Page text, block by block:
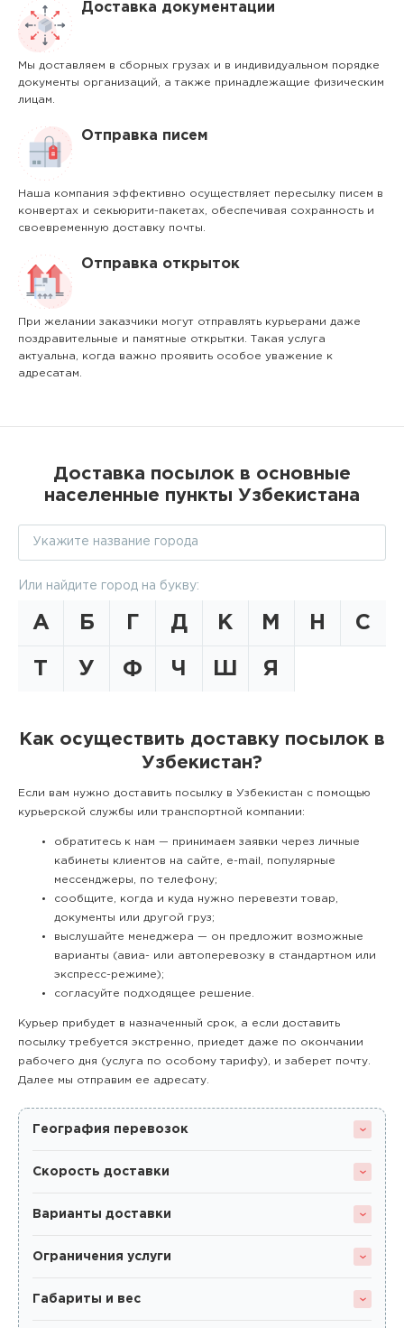
Доставка документации
Мы доставляем в сборных грузах и в индивидуальном порядке
документы организаций, а также принадлежащие физическим
лицам.
Отправка писем
Наша компания эффективно осуществляет пересылку писем в
конвертах и секьюрити-пакетах, обеспечивая сохранность и
своевременную доставку почты.
Отправка открыток
При желании заказчики могут отправлять курьерами даже
поздравительные и памятные открытки. Такая услуга
актуальна, когда важно проявить особое уважение к
адресатам.
Доставка посылок в основные
населенные пункты Узбекистана
Или найдите город на букву:
А Б Г Д К М Н С
Т У Ф Ч Ш Я
Как осуществить доставку посылок в
Узбекистан?
Если вам нужно доставить посылку в Узбекистан с помощью
курьерской службы или транспортной компании:
обратитесь к нам — принимаем заявки через личные
кабинеты клиентов на сайте, e-mail, популярные
мессенджеры, по телефону;
сообщите, когда и куда нужно перевезти товар,
документы или другой груз;
выслушайте менеджера — он предложит возможные
варианты (авиа- или автоперевозку в стандартном или
экспресс-режиме);
согласуйте подходящее решение.
Курьер прибудет в назначенный срок, а если доставить
посылку требуется экстренно, приедет даже по окончании
рабочего дня (услуга по особому тарифу), и заберет почту.
Далее мы отправим ее адресату.
География перевозок
Скорость доставки
Варианты доставки
Ограничения услуги
Габариты и вес